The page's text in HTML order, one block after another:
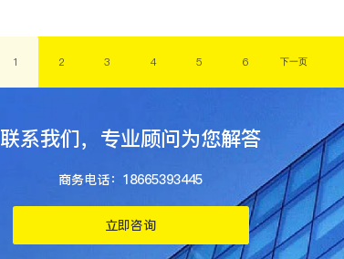
1 2 3 4 5 6
联系我们，专业顾问为您解答
商务电话：18665393445
立即咨询